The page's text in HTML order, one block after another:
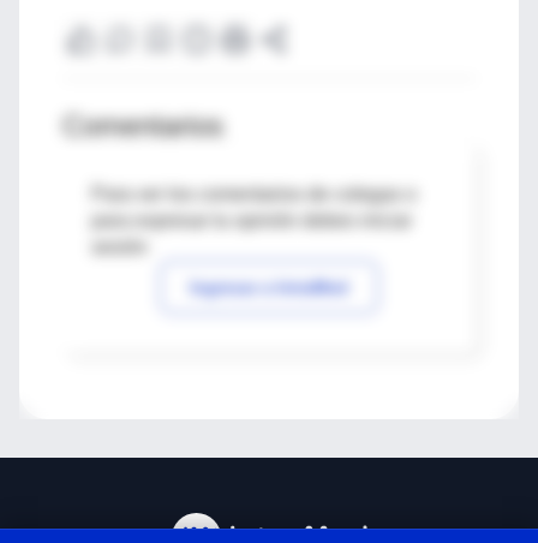
Comentarios
Para ver los comentarios de colegas o
Ingresar a IntraMed